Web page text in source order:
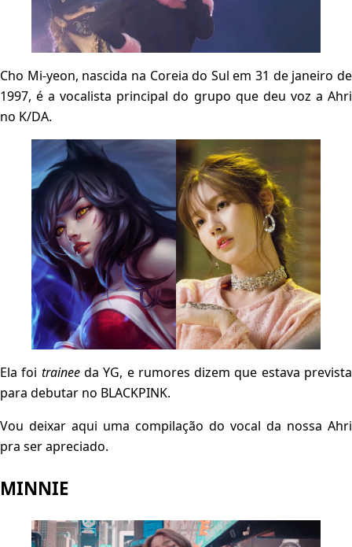
Cho Mi-yeon, nascida na Coreia do Sul em 31 de janeiro de
1997, é a vocalista principal do grupo que deu voz a Ahri
no K/DA.
Ela foi traineeda YG, e rumores dizem que estava prevista
para debutar no BLACKPINK.
Vou deixar aqui uma compilação do vocal da nossa Ahri
pra ser apreciado.
MINNIE